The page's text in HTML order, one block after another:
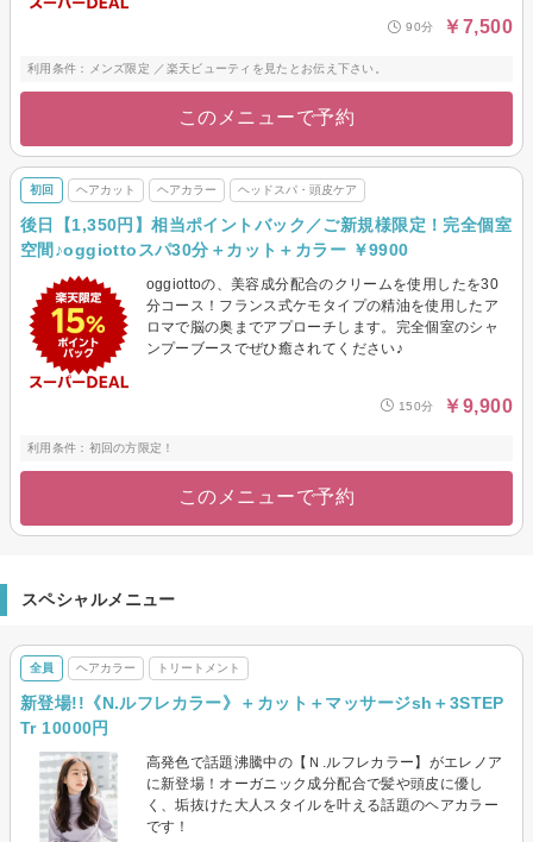
90分 ￥7,500
利用条件：メンズ限定 ／楽天ビューティを見たとお伝え下さい。
このメニューで予約
初回 ヘアカット ヘアカラー ヘッドスパ・頭皮ケア
後日【1,350円】相当ポイントバック／ご新規様限定！完全個室
空間♪oggiottoスパ30分＋カット＋カラー ￥9900
oggiottoの、美容成分配合のクリームを使用したを30
分コース！フランス式ケモタイプの精油を使用したア
ロマで脳の奥までアプローチします。完全個室のシャ
ンプーブースでぜひ癒されてください♪
150分 ￥9,900
利用条件：初回の方限定！
このメニューで予約
スペシャルメニュー
全員 ヘアカラー トリートメント
新登場!!《N.ルフレカラー》＋カット＋マッサージsh＋3STEP
Tr 10000円
高発色で話題沸騰中の【Ｎ.ルフレカラー】がエレノア
に新登場！オーガニック成分配合で髪や頭皮に優し
く、垢抜けた大人スタイルを叶える話題のヘアカラー
です！